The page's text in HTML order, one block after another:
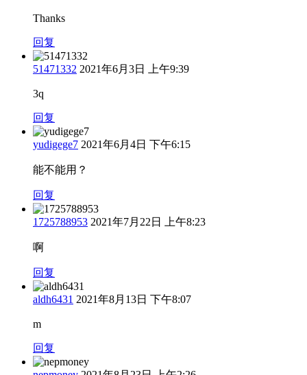
Thanks
回复
51471332 2021年6月3日 上午9:39
3q
回复
yudigege7 2021年6月4日 下午6:15
能不能用？
回复
1725788953 2021年7月22日 上午8:23
啊
回复
aldh6431 2021年8月13日 下午8:07
m
回复